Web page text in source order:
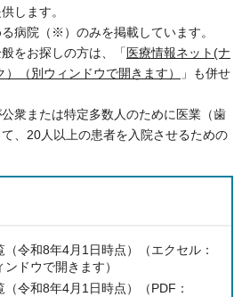
します。
病院（※）のみを掲載しています。
をお探しの方は、「医療情報ネット(ナ
（別ウィンドウで開きます）
」も併せ
衆または特定多数人のために医業（歯
、20人以上の患者を入院させるための
令和8年4月1日時点）（エクセル：
ドウで開きます）
令和8年4月1日時点）（PDF：